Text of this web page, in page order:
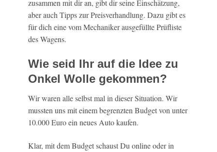
zusammen mit dir an, gibt dir seine Einschätzung,
aber auch Tipps zur Preisverhandlung. Dazu gibt es
für dich eine vom Mechaniker ausgefüllte Prüfliste
des Wagens.
Wie seid Ihr auf die Idee zu
Onkel Wolle gekommen?
Wir waren alle selbst mal in dieser Situation. Wir
mussten uns mit einem begrenzten Budget von unter
10.000 Euro ein neues Auto kaufen.
Klar, mit dem Budget schaust Du online oder in